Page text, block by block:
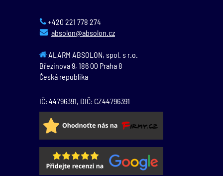
+420 221 778 274
absolon@absolon.cz
ALARM ABSOLON, spol. s r.o.
Březinova 9, 186 00 Praha 8
Česká republika
IČ: 44796391, DIČ: CZ44796391